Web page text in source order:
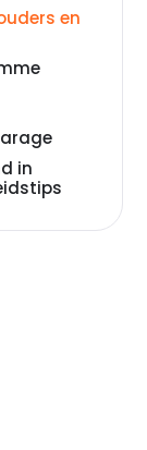
en
in